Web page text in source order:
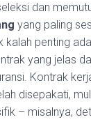
dan
yang paling
kalah penting
yang jelas
Kontrak
disepakati,
– misalnya,